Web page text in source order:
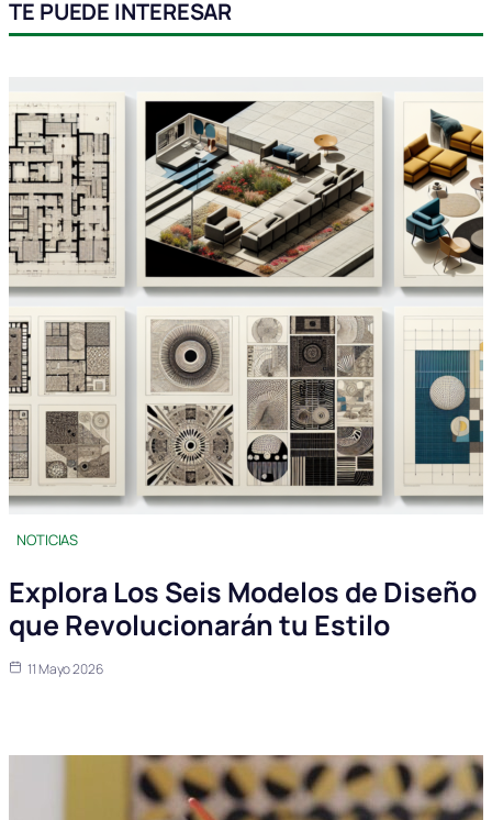
TE PUEDE INTERESAR
NOTICIAS
Explora Los Seis Modelos de Diseño
que Revolucionarán tu Estilo
11 Mayo 2026